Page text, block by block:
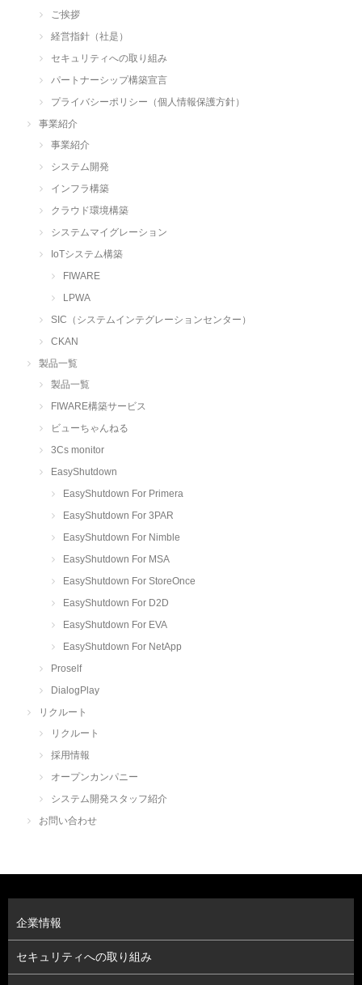
ご挨拶
経営指針（社是）
セキュリティへの取り組み
パートナーシップ構築宣言
プライバシーポリシー（個人情報保護方針）
事業紹介
事業紹介
システム開発
インフラ構築
クラウド環境構築
システムマイグレーション
IoTシステム構築
FIWARE
LPWA
SIC（システムインテグレーションセンター）
CKAN
製品一覧
製品一覧
FIWARE構築サービス
ビューちゃんねる
3Cs monitor
EasyShutdown
EasyShutdown For Primera
EasyShutdown For 3PAR
EasyShutdown For Nimble
EasyShutdown For MSA
EasyShutdown For StoreOnce
EasyShutdown For D2D
EasyShutdown For EVA
EasyShutdown For NetApp
Proself
DialogPlay
リクルート
リクルート
採用情報
オープンカンパニー
システム開発スタッフ紹介
お問い合わせ
企業情報
セキュリティへの取り組み